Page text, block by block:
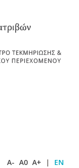
A- A0 A+ | EN